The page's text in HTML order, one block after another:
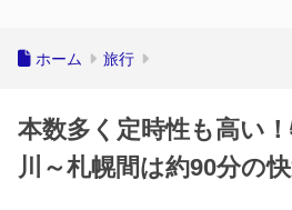
ホーム 旅行
本数多く定時性も高い
川～札幌間は約90分の